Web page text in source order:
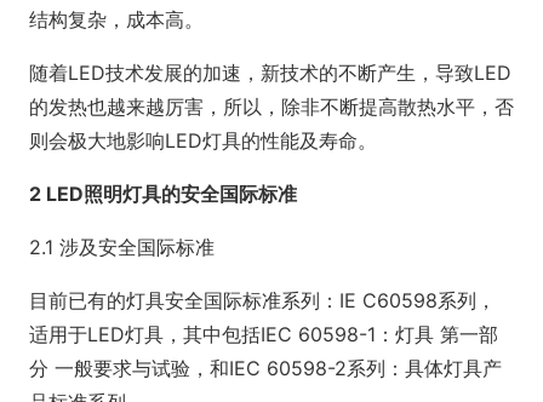
结构复杂，成本高。
随着LED技术发展的加速，新技术的不断产生，导致LED
的发热也越来越厉害，所以，除非不断提高散热水平，否
则会极大地影响LED灯具的性能及寿命。
2 LED照明灯具的安全国际标准
2.1 涉及安全国际标准
目前已有的灯具安全国际标准系列：IE C60598系列，
适用于LED灯具，其中包括IEC 60598-1：灯具 第一部
分 一般要求与试验，和IEC 60598-2系列：具体灯具产